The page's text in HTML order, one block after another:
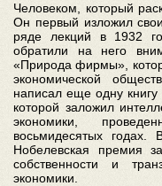
Человеком, который
Он первый изложил
ряде лекций в 1932
обратили на него
«Природа фирмы»,
экономической
написал еще одну
которой заложил
экономики,
восьмидесятых
Нобелевская премия
собственности и
экономики.